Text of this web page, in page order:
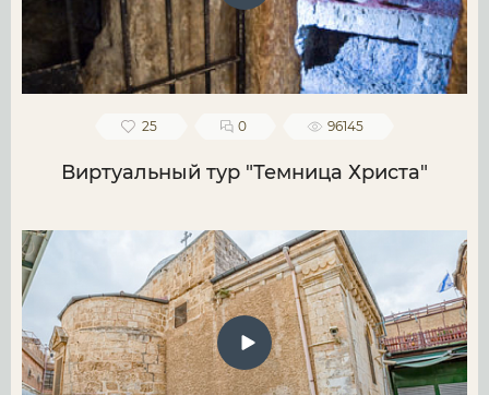
25 0 96145
Виртуальный тур "Темница Христа"